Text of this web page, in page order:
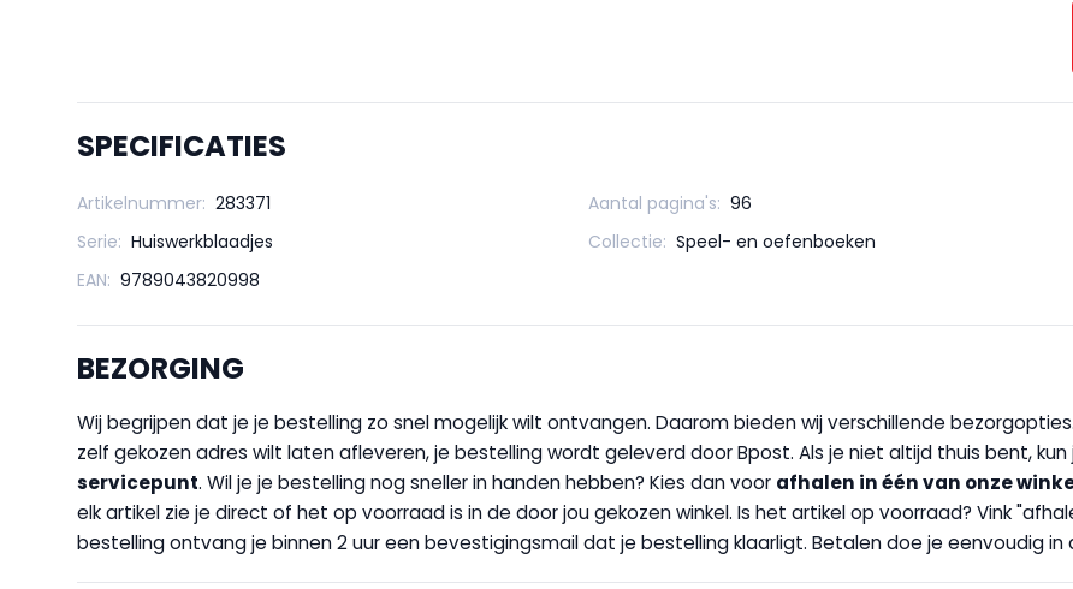
SPECIFICATIES
Artikelnummer: 283371 Aantal pagina's: 96
Serie: Huiswerkblaadjes Collectie: Speel- en oefenboeken
EAN: 9789043820998
BEZORGING
Wij begrijpen dat je je bestelling zo snel mogelijk wilt ontvangen. Daarom bieden wij verschillende
zelf gekozen adres wilt laten afleveren, je bestelling wordt geleverd door Bpost. Als je niet altijd thuis bent, kun
servicepunt. Wil je je bestelling nog sneller in handen hebben? Kies dan voor afhalen in één van onze
elk artikel zie je direct of het op voorraad is in de door jou gekozen winkel. Is het artikel op voorraad? Vink
bestelling ontvang je binnen 2 uur een bevestigingsmail dat je bestelling klaarligt. Betalen doe je eenvoudig in